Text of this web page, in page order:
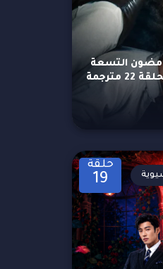
التسعة
حلقة
19